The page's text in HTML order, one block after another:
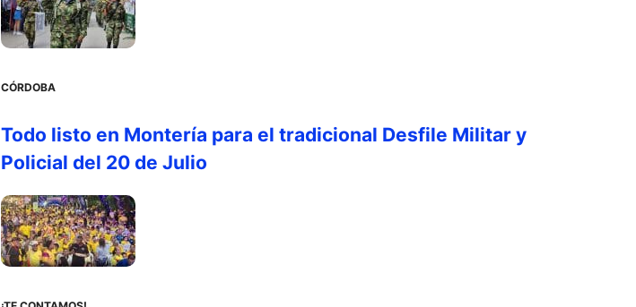
CÓRDOBA
Todo listo en Montería para el tradicional Desfile Militar y
Policial del 20 de Julio